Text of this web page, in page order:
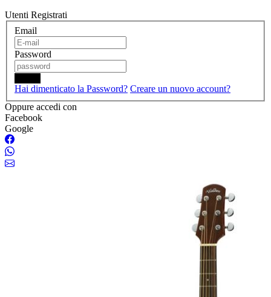
Utenti Registrati
Email
Password
Hai dimenticato la Password? Creare un nuovo account?
Oppure accedi con
Facebook
Google